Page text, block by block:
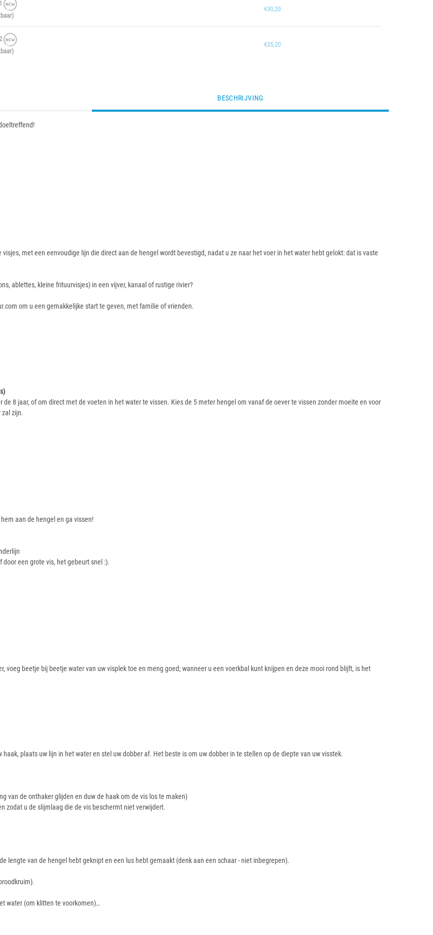
€30,20
€35,20
BESCHRIJVING
met een eenvoudige lijn die direct aan de hengel wordt bevestigd, nadat u ze naar het voer in het water hebt gelokt: dat is vaste
ablettes, kleine frituurvisjes) in een vijver, kanaal of rustige rivier?
om u een gemakkelijke start te geven, met familie of vrienden.
8 jaar, of om direct met de voeten in het water te vissen. Kies de 5 meter hengel om vanaf de oever te vissen zonder moeite en voor
zal zijn.
aan de hengel en ga vissen!
door een grote vis, het gebeurt snel :).
voeg beetje bij beetje water van uw visplek toe en meng goed; wanneer u een voerkbal kunt knijpen en deze mooi rond blijft, is het
plaats uw lijn in het water en stel uw dobber af. Het beste is om uw dobber in te stellen op de diepte van uw visstek.
van de onthaker glijden en duw de haak om de vis los te maken)
zodat u de slijmlaag die de vis beschermt niet verwijdert.
lengte van de hengel hebt geknipt en een lus hebt gemaakt (denk aan een schaar - niet inbegrepen).
water (om klitten te voorkomen)…